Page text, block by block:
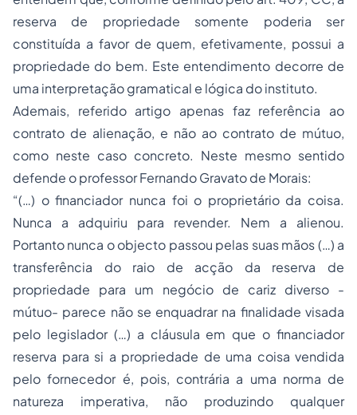
reserva de propriedade somente poderia ser
constituída a favor de quem, efetivamente, possui a
propriedade do bem. Este entendimento decorre de
uma interpretação gramatical e lógica do instituto.
Ademais, referido artigo apenas faz referência ao
contrato de alienação, e não ao contrato de mútuo,
como neste caso concreto. Neste mesmo sentido
defende o professor Fernando Gravato de Morais:
“(…) o financiador nunca foi o proprietário da coisa.
Nunca a adquiriu para revender. Nem a alienou.
Portanto nunca o objecto passou pelas suas mãos (…) a
transferência do raio de acção da reserva de
propriedade para um negócio de cariz diverso -
mútuo- parece não se enquadrar na finalidade visada
pelo legislador (…) a cláusula em que o financiador
reserva para si a propriedade de uma coisa vendida
pelofornecedor é, pois, contrária a uma norma de
natureza imperativa, não produzindo qualquer